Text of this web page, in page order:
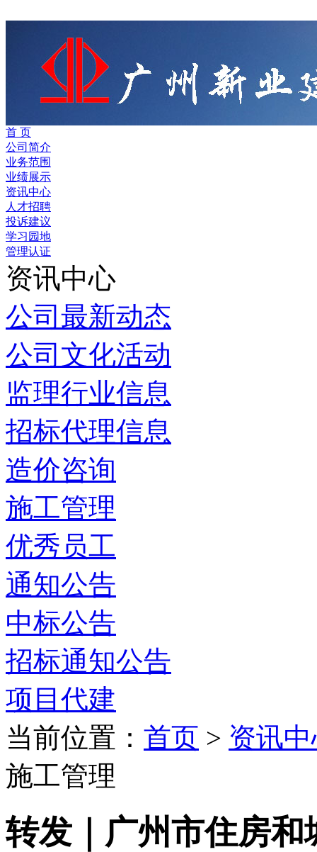
首 页
公司简介
业务范围
业绩展示
资讯中心
人才招聘
投诉建议
学习园地
管理认证
资讯中心
公司最新动态
公司文化活动
监理行业信息
招标代理信息
造价咨询
施工管理
优秀员工
通知公告
中标公告
招标通知公告
项目代建
当前位置： 首页 > 资讯
施工管理
转发｜广州市住房